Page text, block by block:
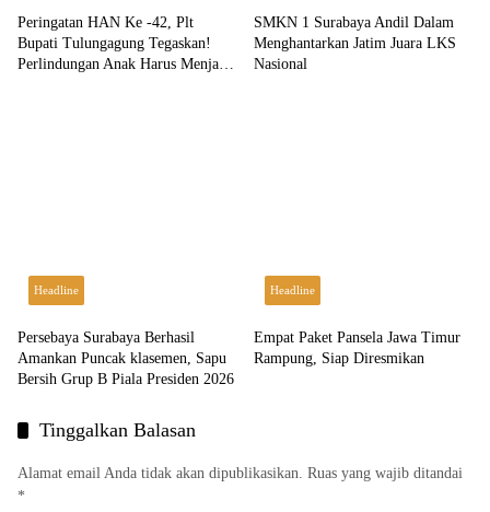
Peringatan HAN Ke -42, Plt
Bupati Tulungagung Tegaskan!
Perlindungan Anak Harus Menjadi
SMKN 1 Surabaya Andil Dalam
Menghantarkan Jatim Juara LKS
Nasional
Headline
Persebaya Surabaya Berhasil
Amankan Puncak klasemen, Sapu
Bersih Grup B Piala Presiden 2026
Headline
Empat Paket Pansela Jawa Timur
Rampung, Siap Diresmikan
Tinggalkan Balasan
Alamat email Anda tidak akan dipublikasikan. Ruas yang wajib ditandai
*